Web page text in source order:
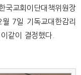
국교회이단대책위원장
7일 기독교대한감리
같이 결정했다.